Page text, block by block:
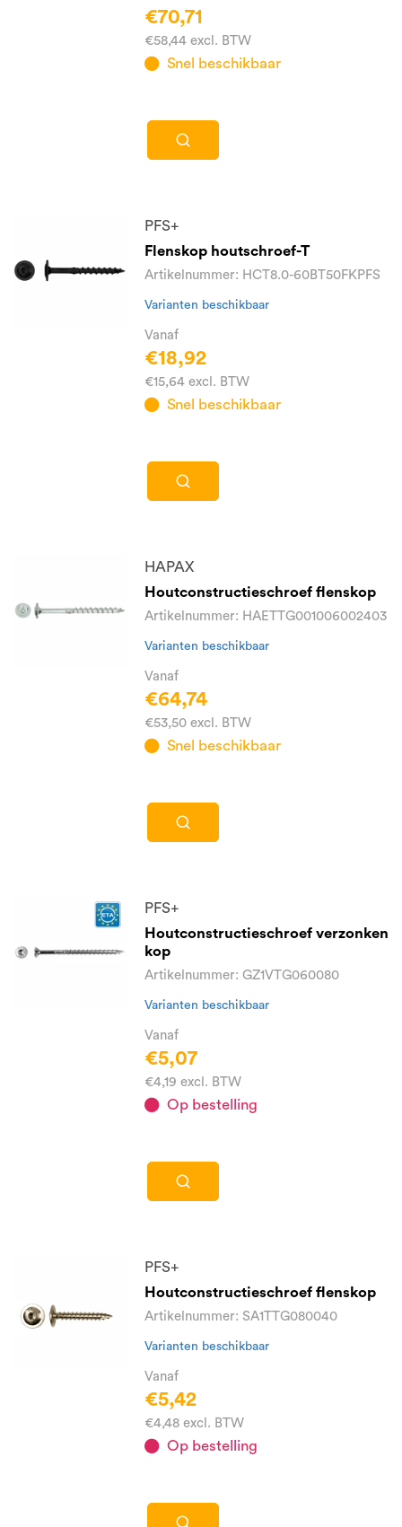
€70,71
€58,44 excl. BTW
Snel beschikbaar
PFS+
Flenskop houtschroef-T
Artikelnummer: HCT8.0-60BT50FKPFS
Varianten beschikbaar
Vanaf
€18,92
€15,64 excl. BTW
Snel beschikbaar
HAPAX
Houtconstructieschroef flenskop
Artikelnummer: HAETTG001006002403
Varianten beschikbaar
Vanaf
€64,74
€53,50 excl. BTW
Snel beschikbaar
PFS+
Houtconstructieschroef verzonken
kop
Artikelnummer: GZ1VTG060080
Varianten beschikbaar
Vanaf
€5,07
€4,19 excl. BTW
Op bestelling
PFS+
Houtconstructieschroef flenskop
Artikelnummer: SA1TTG080040
Varianten beschikbaar
Vanaf
€5,42
€4,48 excl. BTW
Op bestelling